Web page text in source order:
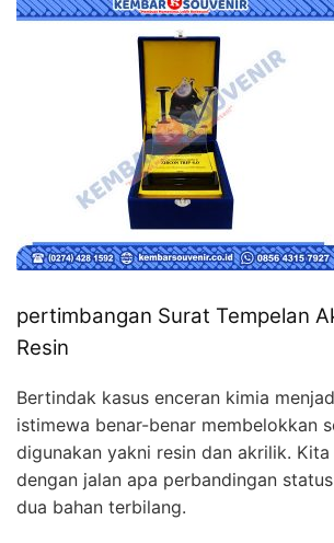
pertimbangan Surat Tempelan
Resin
Bertindak kasus enceran kimia
istimewa benar-benar membelokkan
digunakan yakni resin dan akrilik.
dengan jalan apa perbandingan
dua bahan terbilang.